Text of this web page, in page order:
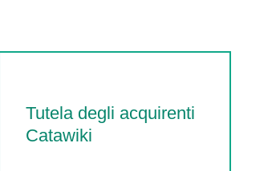
Tutela degli acquirenti
Catawiki